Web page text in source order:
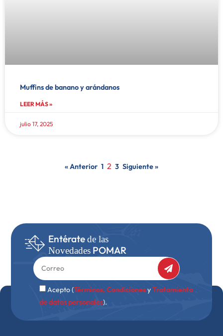
Muffins de banano y arándanos
LEER MÁS »
julio 17, 2025
« Anterior 1 2 3 Siguiente »
Entératede las
NovedadesPOMAR
Acepto (Términos, CondicionesyTratamiento
de datos personales).